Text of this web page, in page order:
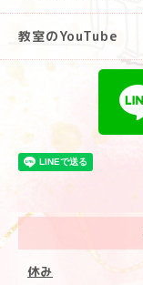
教室のYouTube
休み